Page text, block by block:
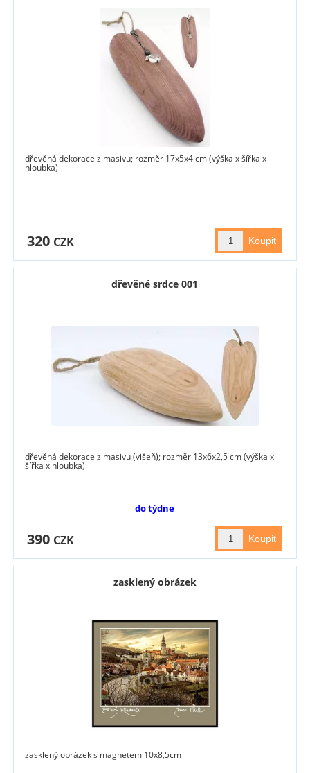
dřevěná dekorace z masivu; rozměr 17x5x4 cm (výška x šířka x
hloubka)
320 CZK
dřevěné srdce 001
dřevěná dekorace z masivu (višeň); rozměr 13x6x2,5 cm (výška x
šířka x hloubka)
do týdne
390 CZK
zasklený obrázek
zasklený obrázek s magnetem 10x8,5cm